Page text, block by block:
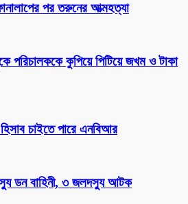
পর তরুনের আত্মহত্যা
পরিচালককে কুপিয়ে পিটিয়ে জখম ও টাকা
চাইতে পারে এনবিআর
ডন বাহিনী, ৩ জলদস্যু আটক